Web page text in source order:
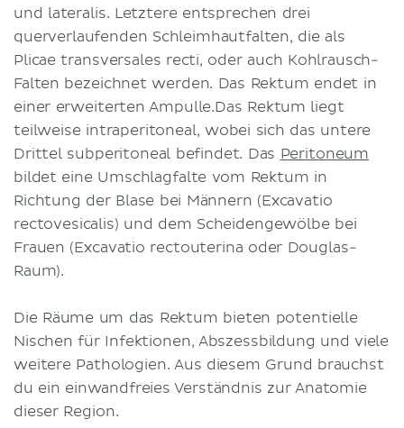
und lateralis. Letztere entsprechen drei
querverlaufenden Schleimhautfalten, die als
Plicae transversales recti, oder auch Kohlrausch-
Falten bezeichnet werden. Das Rektum endet in
einer erweiterten Ampulle.Das Rektum liegt
teilweise intraperitoneal, wobei sich das untere
Drittel subperitoneal befindet. Das Peritoneum
bildet eine Umschlagfalte vom Rektum in
Richtung der Blase bei Männern (Excavatio
rectovesicalis) und dem Scheidengewölbe bei
Frauen (Excavatio rectouterina oder Douglas-
Raum).
Die Räume um das Rektum bieten potentielle
Nischen für Infektionen, Abszessbildung und viele
weitere Pathologien. Aus diesem Grund brauchst
du ein einwandfreies Verständnis zur Anatomie
dieser Region.